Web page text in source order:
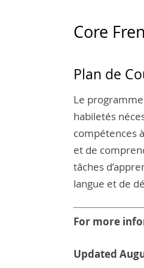
Core
Plan de
Le
habiletés
compétences
et de
tâches
langue et de
For more
Updated